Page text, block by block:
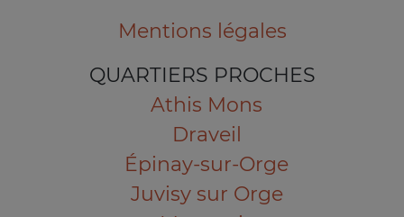
Mentions légales
QUARTIERS PROCHES
Athis Mons
Draveil
Épinay-sur-Orge
Juvisy sur Orge